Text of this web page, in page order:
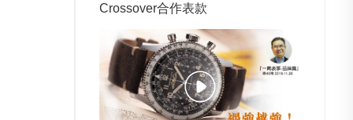
Crossover合作表款